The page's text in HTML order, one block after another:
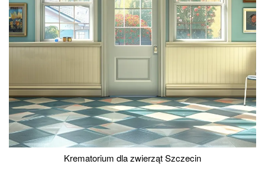
Krematorium dla zwierząt Szczecin